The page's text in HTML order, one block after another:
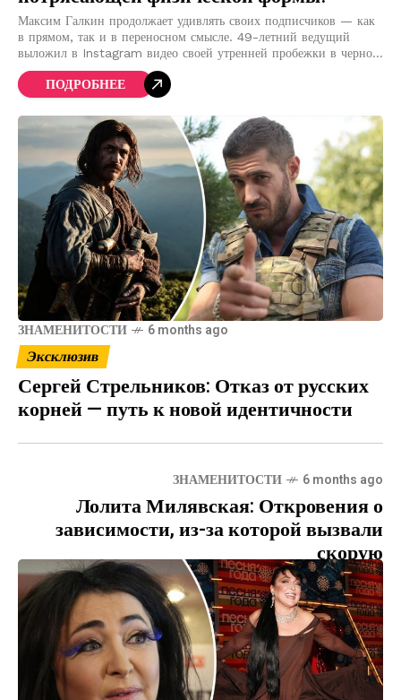
Максим Галкин продолжает удивлять своих подписчиков — как
в прямом, так и в переносном смысле. 49-летний ведущий
выложил в Instagram видео своей утренней пробежки в черном
облегающем спортивном костюме и
ПОДРОБНЕЕ
ЗНАМЕНИТОСТИ 6 months ago
Эксклюзив
Сергей Стрельников: Отказ от русских
корней — путь к новой идентичности
ЗНАМЕНИТОСТИ 6 months ago
Лолита Милявская: Откровения о
зависимости, из-за которой вызвали
скорую